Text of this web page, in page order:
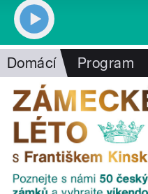
Domácí Program